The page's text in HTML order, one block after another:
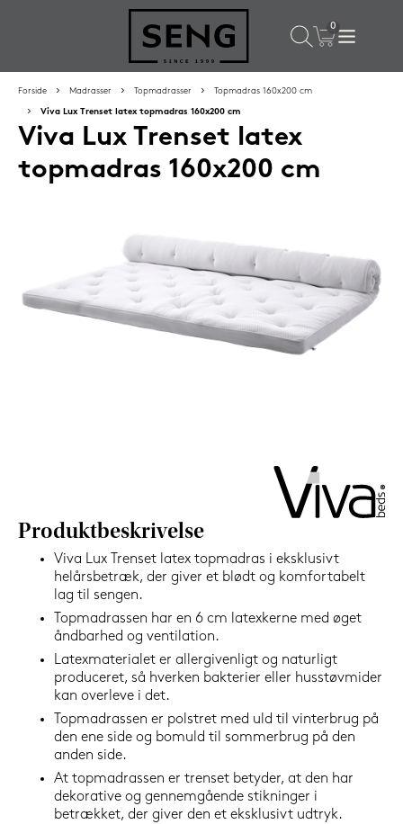
Populære valg til dig
SENG PureCurve hovedpude 38x50 cm
Forside Madrasser Topmadrasser Topmadras 160x200 cm
Viva Lux Trenset latex topmadras 160x200 cm
Viva Lux Trenset latex
topmadras 160x200 cm
Produktbeskrivelse
Viva Lux Trenset latex topmadras i eksklusivt
helårsbetræk, der giver et blødt og komfortabelt
lag til sengen.
Topmadrassen har en 6 cm latexkerne med øget
åndbarhed og ventilation.
Latexmaterialet er allergivenligt og naturligt
produceret, så hverken bakterier eller husstøvmider
kan overleve i det.
Topmadrassen er polstret med uld til vinterbrug på
den ene side og bomuld til sommerbrug på den
anden side.
At topmadrassen er trenset betyder, at den har
dekorative og gennemgående stikninger i
betrækket, der giver den et eksklusivt udtryk.